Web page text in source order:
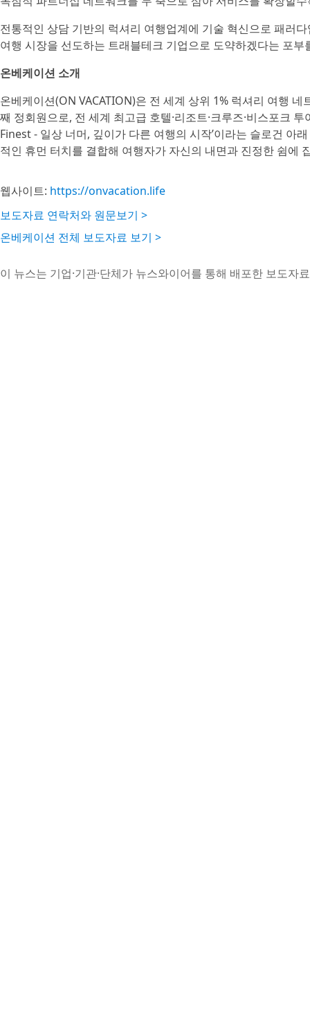
전통적인 상담 기반의 럭셔리 여행업계에 기술 혁신으로 패러
여행 시장을 선도하는 트래블테크 기업으로 도약하겠다는 포부
온베케이션 소개
온베케이션(ON VACATION)은 전 세계 상위 1% 럭셔리 여행
째 정회원으로, 전 세계 최고급 호텔·리조트·크루즈·비스포크
Finest - 일상 너머, 깊이가 다른 여행의 시작’이라는 슬로건 아
적인 휴먼 터치를 결합해 여행자가 자신의 내면과 진정한 쉼에
웹사이트: https://onvacation.life
보도자료 연락처와 원문보기 >
온베케이션 전체 보도자료 보기 >
이 뉴스는 기업·기관·단체가 뉴스와이어를 통해 배포한 보도자